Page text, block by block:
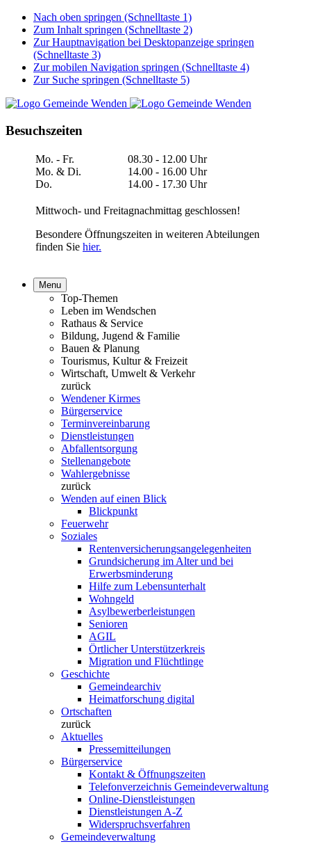
Nach oben springen (Schnelltaste 1)
Zum Inhalt springen (Schnelltaste 2)
Zur Hauptnavigation bei Desktopanzeige springen
(Schnelltaste 3)
Zur mobilen Navigation springen (Schnelltaste 4)
Zur Suche springen (Schnelltaste 5)
Besuchszeiten
Mo. - Fr.
Mo. & Di.
Do.
08.30 - 12.00 Uhr
14.00 - 16.00 Uhr
14.00 - 17.30 Uhr
Mittwoch- und Freitagnachmittag geschlossen!
Besondere Öffnungszeiten in weiteren Abteilungen
finden Sie hier.
Menu
Top-Themen
Leben im Wendschen
Rathaus & Service
Bildung, Jugend & Familie
Bauen & Planung
Tourismus, Kultur & Freizeit
Wirtschaft, Umwelt & Verkehr
zurück
Wendener Kirmes
Bürgerservice
Terminvereinbarung
Dienstleistungen
Abfallentsorgung
Stellenangebote
Wahlergebnisse
zurück
Wenden auf einen Blick
Blickpunkt
Feuerwehr
Soziales
Rentenversicherungsangelegenheiten
Grundsicherung im Alter und bei
Erwerbsminderung
Hilfe zum Lebensunterhalt
Wohngeld
Asylbewerberleistungen
Senioren
AGIL
Örtlicher Unterstützerkreis
Migration und Flüchtlinge
Geschichte
Gemeindearchiv
Heimatforschung digital
Ortschaften
zurück
Aktuelles
Pressemitteilungen
Bürgerservice
Kontakt & Öffnungszeiten
Telefonverzeichnis Gemeindeverwaltung
Online-Dienstleistungen
Dienstleistungen A-Z
Widerspruchsverfahren
Gemeindeverwaltung